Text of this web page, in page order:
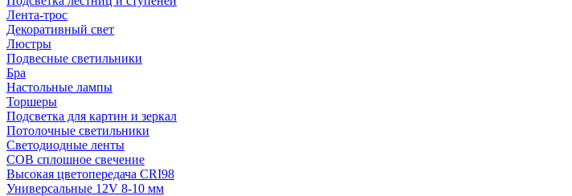
Лента-трос
Декоративный свет
Люстры
Подвесные светильники
Бра
Настольные лампы
Торшеры
Подсветка для картин и зеркал
Потолочные светильники
Светодиодные ленты
COB сплошное свечение
Высокая цветопередача CRI98
Универсальные 12V 8-10 мм